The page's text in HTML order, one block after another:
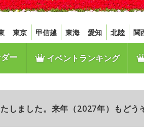
東京 甲信越 東海 愛知 北陸 関
ー イベントランキング
しました。来年（2027年）もどう